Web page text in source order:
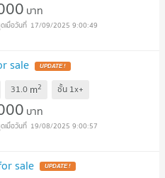
บาท
17/09/2025 9:00:49
sale UPDATE !
31.0 m2 ชั้น 1x+
บาท
19/08/2025 9:00:57
sale UPDATE !